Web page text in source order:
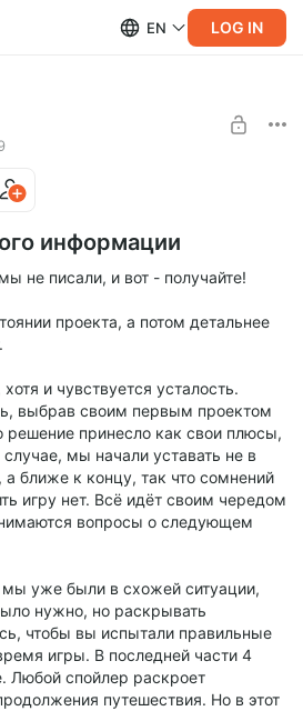
EN LOG IN
информации
не писали, и вот - получайте!
проекта, а потом детальнее
и чувствуется усталость.
выбрав своим первым проектом
решение принесло как свои плюсы,
мы начали уставать не в
а ближе к концу, так что сомнений
игру нет. Всё идёт своим чередом
вопросы о следующем
мы уже были в схожей ситуации,
нужно, но раскрывать
чтобы вы испытали правильные
игры. В последней части 4
Любой спойлер раскроет
путешествия. Но в этот